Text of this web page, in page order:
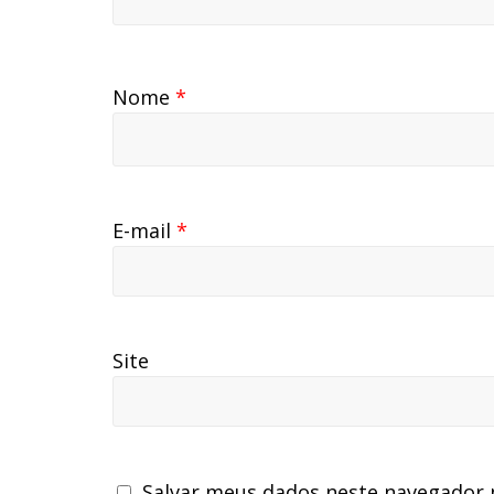
Nome *
E-mail *
Site